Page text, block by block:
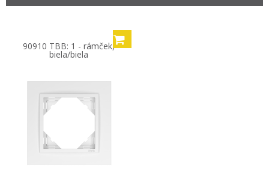
90910 TBB: 1 - rámček,
biela/biela